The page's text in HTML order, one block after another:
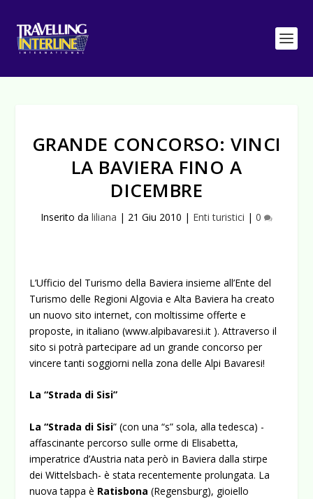
GRANDE CONCORSO: VINCI
LA BAVIERA FINO A
DICEMBRE
Inserito da liliana | 21 Giu 2010 | Enti turistici | 0
L’Ufficio del Turismo della Baviera insieme all’Ente del
Turismo delle Regioni Algovia e Alta Baviera ha creato
un nuovo sito internet, con moltissime offerte e
proposte, in italiano (www.alpibavaresi.it ). Attraverso il
sito sipotrà partecipare ad un grande concorso per
vincere tanti soggiorni nella zona delle Alpi Bavaresi!
La “Strada di Sisi”
La “Strada di Sisi” (con una “s” sola, alla tedesca) -
affascinante percorso sulle orme di Elisabetta,
imperatrice d’Austria nata però in Baviera dalla stirpe
dei Wittelsbach- è stata recentemente prolungata. La
nuova tappa è Ratisbona (Regensburg), gioiello